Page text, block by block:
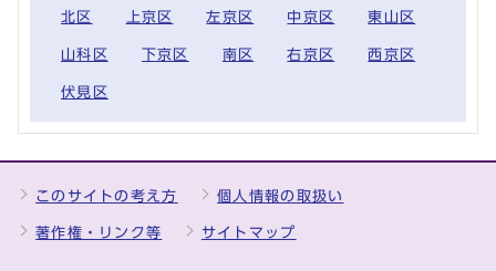
北区 上京区 左京区 中京区 東山区
山科区 下京区 南区 右京区 西京区
伏見区
このサイトの考え方 個人情報の取扱い
著作権・リンク等 サイトマップ